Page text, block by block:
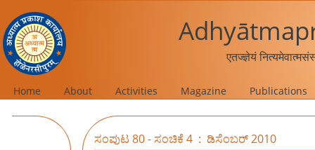
एतज्ज्ञेयं
Home About Activities Magazine Publications
ಸಂಪುಟ 80 - ಸಂಚಿಕೆ 4 : ಡಿಸೆಂಬರ್ 2010